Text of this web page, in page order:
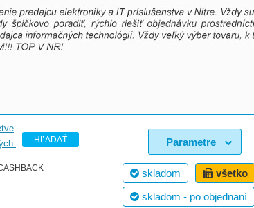
skladom
všetko
skladom - po objednaní
Parametre
HĽADAŤ